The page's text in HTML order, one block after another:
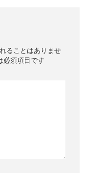
ることはありませ
必須項目です